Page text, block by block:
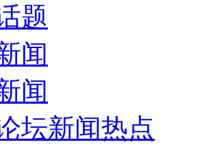
题
闻
闻
坛新闻热点